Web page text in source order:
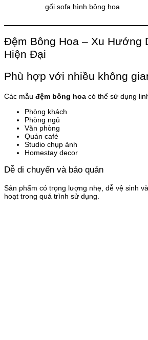
gối sofa hình bông hoa
Đệm Bông Hoa – Xu Hướng
Hiện Đại
Phù hợp với nhiều không
Các mẫu đệm bông hoa có thể sử dụng
Phòng khách
Phòng ngủ
Văn phòng
Quán café
Studio chụp ảnh
Homestay decor
Dễ di chuyển và bảo quản
Sản phẩm có trọng lượng nhẹ, dễ vệ sinh
hoạt trong quá trình sử dụng.